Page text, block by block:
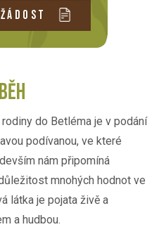
do Betléma je v podání
podívanou, ve které
nám připomíná
mnohých hodnot ve
látka je pojata živě a
a hudbou.